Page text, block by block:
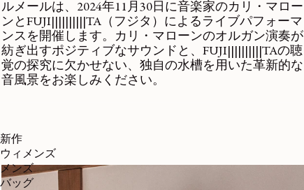
新作
ウィメンズ
メンズ
バッグ
ルメールは、2024年11月30日に音楽家のカリ・マロー
ンとFUJI||||||||||TA（フジタ）によるライブパフォーマ
ンスを開催します。カリ・マローンのオルガン演奏が
紡ぎ出すポジティブなサウンドと、FUJI||||||||||TAの聴
覚の探究に欠かせない、独自の水槽を用いた革新的な
音風景をお楽しみください。